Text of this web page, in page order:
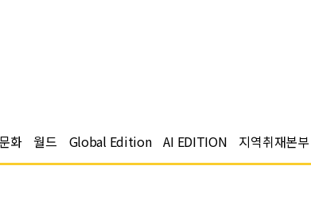
문화 월드 Global Edition AI EDITION 지역취재본부